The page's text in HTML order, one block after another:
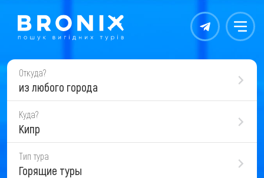
Контакты Меню
Откуда?
из любого города
Куда?
Кипр
Тип тура
Горящие туры